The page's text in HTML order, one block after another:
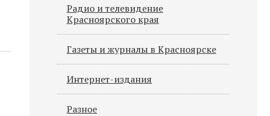
Радио и телевидение
Красноярского края
Газеты и журналы в Красноярске
Интернет-издания
Разное